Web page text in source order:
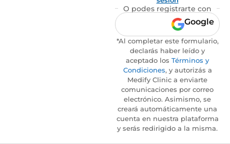
O podes registrarte con
Google
*Al completar este formulario,
declarás haber leído y
aceptado los Términos y
Condiciones, y autorizás a
Medify Clinic a enviarte
comunicaciones por correo
electrónico. Asimismo, se
creará automáticamente una
cuenta en nuestra plataforma
y serás redirigido a la misma.